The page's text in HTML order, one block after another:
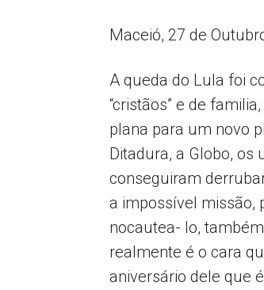
Maceió, 27 de
A queda do Lula foi
“cristãos” e de
plana para um novo
Ditadura, a Globo, os
conseguiram
a impossível missão,
nocautea- lo,
realmente é o cara
aniversário dele que